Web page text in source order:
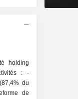
holding
: -
du
de